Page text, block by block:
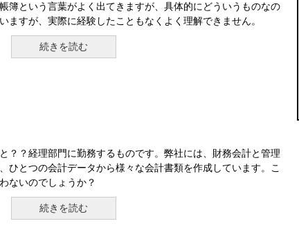
簿という言葉がよく出てきますが、具体的にどういうものなの
ますが、実際に経験したこともなくよく理解できません。
続きを読む
？？経理部門に勤務するものです。弊社には、財務会計と管理
ひとつの会計データから様々な会計書類を作成しています。こ
ないのでしょうか？
続きを読む